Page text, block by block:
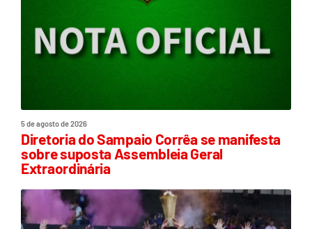
5 de agosto de 2026
Diretoria do Sampaio Corrêa se manifesta
sobre suposta Assembleia Geral
Extraordinária